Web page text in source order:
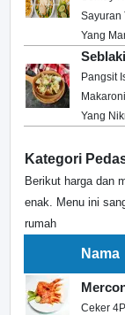
Sayuran
Yang
Pangsit
Yang
Kategori
Berikut harga dan
enak. Menu ini
rumah
Nama
Ceker